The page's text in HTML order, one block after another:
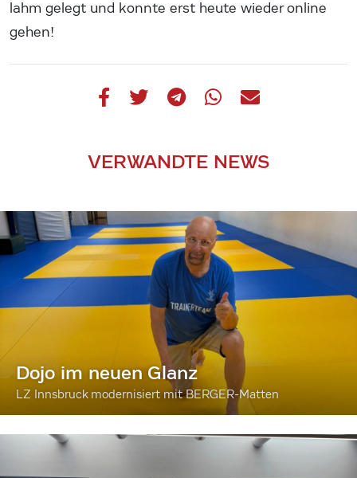
lahm gelegt und konnte erst heute wieder online
gehen!
VERWANDTE NEWS
Dojo im neuen Glanz
LZ Innsbruck modernisiert mit BERGER-Matten